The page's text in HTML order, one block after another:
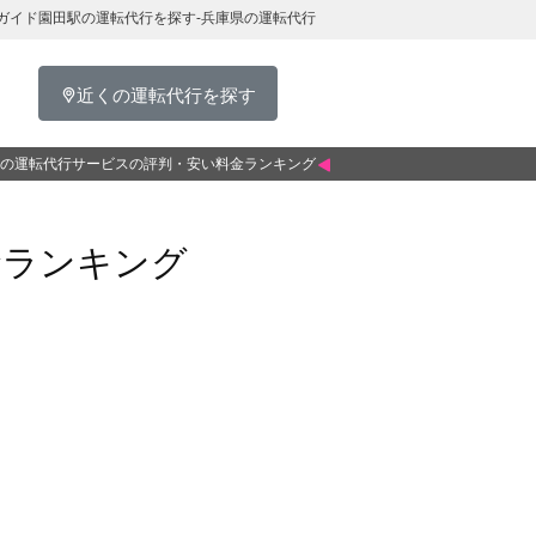
ド園田駅の運転代行を探す-兵庫県の運転代行
近くの運転代行を探す
運転代行サービスの評判・安い料金ランキング
ンキング